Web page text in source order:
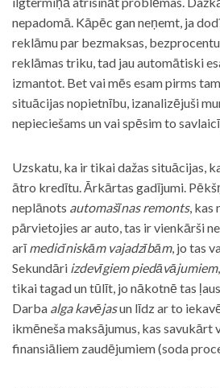
nepadomā. Kāpēc gan neņemt, ja
reklāmu par bezmaksas,
reklāmas triku, tad jau automātiski
izmantot. Bet vai mēs esam pirms
situācijas nopietnību, izanalizējuši
nepieciešams un vai spēsim to
Uzskatu, ka ir tikai dažas situācijas,
ātro kredītu. Ārkārtas gadījumi.
neplānots automašīnas remonts, kas
pārvietojies ar auto, tas ir vienkārši
arīmedicīniskām vajadzībām, jo tas
Sekundāri izdevīgiem piedāvājumiem
tikai tagad un tūlīt, jo nākotnē tas
Darba alga kavējasun līdz ar to
ikmēneša maksājumus, kas savukārt
finansiāliem zaudējumiem (soda